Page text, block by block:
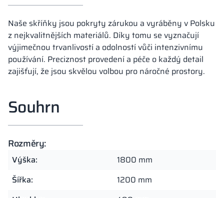
Naše skříňky jsou pokryty zárukou a vyráběny v Polsku
z nejkvalitnějších materiálů. Díky tomu se vyznačují
výjimečnou trvanlivostí a odolností vůči intenzivnímu
používání. Preciznost provedení a péče o každý detail
zajišťují, že jsou skvělou volbou pro náročné prostory.
Souhrn
Rozměry:
Výška:
1800 mm
Šířka:
1200 mm